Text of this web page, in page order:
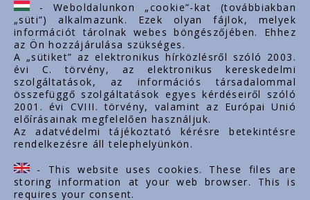
Fontos linkek
Rólunk
Dokumentumok
Kapcsolat
Karrier
Cég adatok
Tárhely adatok
Támogatások
- Weboldalunkon „cookie”-kat (továbbiakban
„süti”) alkalmazunk. Ezek olyan fájlok, melyek
információt tárolnak webes böngészőjében. Ehhez
az Ön hozzájárulása szükséges.
A „sütiket” az elektronikus hírközlésről szóló 2003.
évi C. törvény, az elektronikus kereskedelmi
szolgáltatások, az információs társadalommal
összefüggő szolgáltatások egyes kérdéseiről szóló
2001. évi CVIII. törvény, valamint az Európai Unió
előírásainak megfelelően használjuk.
Az adatvédelmi tájékoztató kérésre betekintésre
rendelkezésre áll telephelyünkön.
- This website uses cookies. These files are
storing information at your web browser. This is
requires your consent.